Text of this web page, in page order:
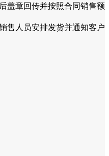
盖章回传并按照合同销售额
售人员安排发货并通知客户